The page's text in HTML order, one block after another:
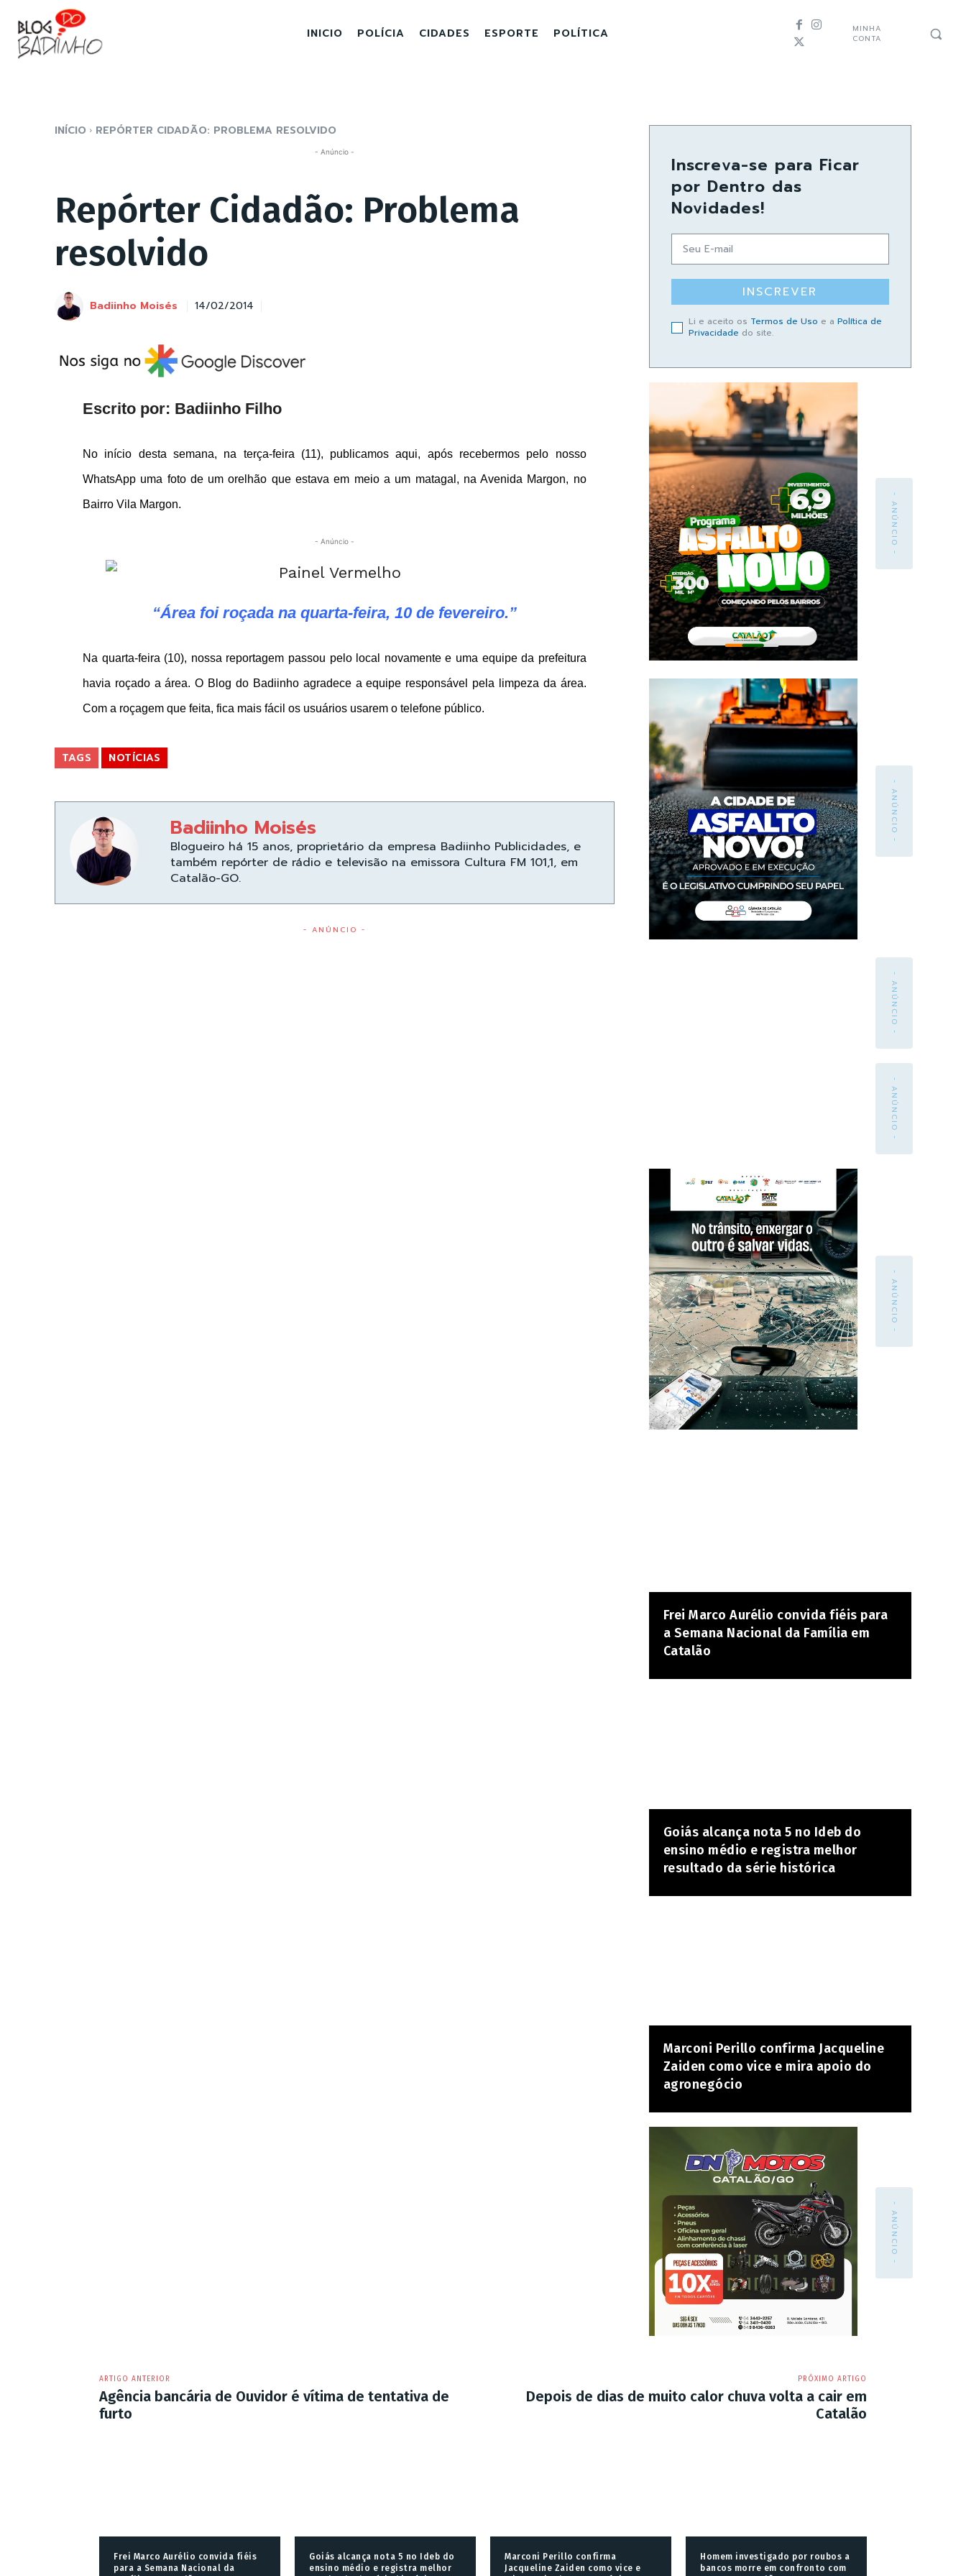
INICIO POLÍCIA CIDADES ESPORTE POLÍTICA
MINHA
CONTA
INÍCIO REPÓRTER CIDADÃO: PROBLEMA RESOLVIDO
- Anúncio -
Repórter Cidadão: Problema
resolvido
Badiinho Moisés 14/02/2014
Escrito por: Badiinho Filho
No início desta semana, na terça-feira (11), publicamos aqui, após recebermos pelo nosso
WhatsApp uma foto de um orelhão que estava em meio a um matagal, na Avenida Margon, no
Bairro Vila Margon.
- Anúncio -
“Área foi roçada na quarta-feira, 10 de fevereiro.”
Na quarta-feira (10), nossa reportagem passou pelo local novamente e uma equipe da prefeitura
havia roçado a área. O Blog do Badiinho agradece a equipe responsável pela limpeza da área.
Com a roçagem que feita, fica mais fácil os usuários usarem o telefone público.
TAGS NOTÍCIAS
Badiinho Moisés
Blogueiro há 15 anos, proprietário da empresa Badiinho Publicidades, e
também repórter de rádio e televisão na emissora Cultura FM 101,1, em
Catalão-GO.
- ANÚNCIO -
Inscreva-se para Ficar
por Dentro das
Novidades!
INSCREVER
Li e aceito os Termos de Uso e a Política de
Privacidade do site.
- ANÚNCIO -
- ANÚNCIO -
- ANÚNCIO -
- ANÚNCIO -
- ANÚNCIO -
Frei Marco Aurélio convida fiéis para
a Semana Nacional da Família em
Catalão
Goiás alcança nota 5 no Ideb do
ensino médio e registra melhor
resultado da série histórica
Marconi Perillo confirma Jacqueline
Zaiden como vice e mira apoio do
agronegócio
- ANÚNCIO -
ARTIGO ANTERIOR
Agência bancária de Ouvidor é vítima de tentativa de
furto
PRÓXIMO ARTIGO
Depois de dias de muito calor chuva volta a cair em
Catalão
Frei Marco Aurélio convida fiéis
para a Semana Nacional da
Goiás alcança nota 5 no Ideb do
ensino médio e registra melhor
Marconi Perillo confirma
Jacqueline Zaiden como vice e
Homem investigado por roubos a
bancos morre em confronto com